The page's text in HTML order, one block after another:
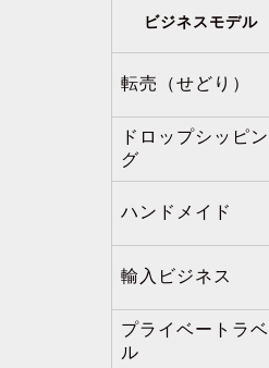
ビジネスモデル
転売（せどり）
ドロップシッピン
グ
ハンドメイド
輸入ビジネス
プライベートラベ
ル